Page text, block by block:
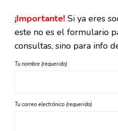
¡Importante! Si ya eres
este no es el formulario
consultas, sino para info
Tu nombre (requerido)
Tu correo electrónico (requerido)